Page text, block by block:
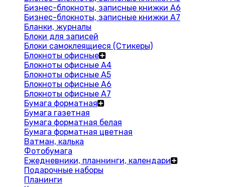
Бизнес-блокноты, записные книжки А6
Бизнес-блокноты, записные книжки А7
Бланки, журналы
Блоки для записей
Блоки самоклеящиеся (Стикеры)
Блокноты офисные
Блокноты офисные A4
Блокноты офисные A5
Блокноты офисные A6
Блокноты офисные A7
Бумага форматная
Бумага газетная
Бумага форматная белая
Бумага форматная цветная
Ватман, калька
Фотобумага
Ежедневники, планнинги, календари
Подарочные наборы
Планинги